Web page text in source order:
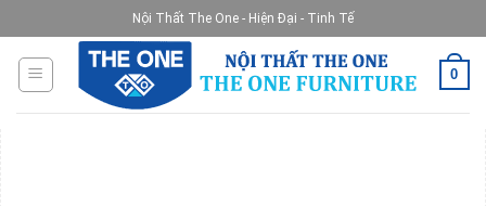
to
content
Nội Thất The One - Hiện Đại - Tinh Tế
0